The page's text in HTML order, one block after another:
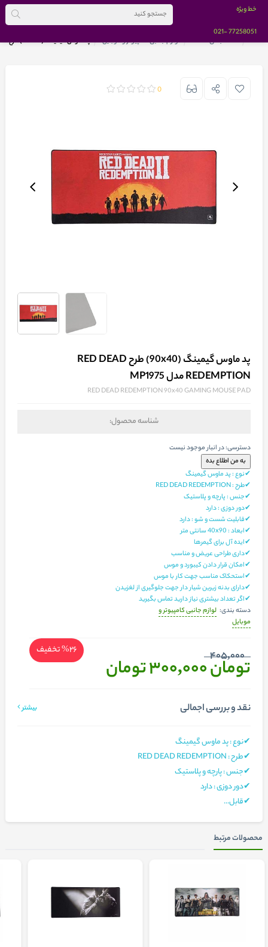
خط ویژه
77258051
-021
خانه
دسته بندی کالاها لوازم جانبی کامپیوتر و موبایل پد ماوس گیمینگ (90x40) طرح RED DEAD REDEMPTION مدل MP1975
پد ماوس گیمینگ (90x40) طرح RED DEAD
REDEMPTION مدل MP1975
RED DEAD REDEMPTION 90x40 GAMING MOUSE PAD
شناسه محصول:
دسترسی:در انبار موجود نیست
✔نوع : پد ماوس گیمینگ
✔طرح : RED DEAD REDEMPTION
✔جنس : پارچه و پلاستیک
✔دور دوزی : دارد
✔قابلیت شست و شو : دارد
✔ابعاد : 40x90 سانتی متر
✔ایده آل برای گیمرها
✔داری طراحی عریض و مناسب
✔امکان قرار دادن کیبورد و موس
✔استحکاک مناسب جهت کار با موس
✔دارای بدنه زیرین شیار دار جهت جلوگیری از لغزیدن
✔اگر تعداد بیشتری نیاز دارید تماس بگیرید
دسته بندی: لوازم جانبی کامپیوتر و
موبایل
405,000
تومان 300,000 تومان
%26تخفیف
0
نقد و بررسی اجمالی بیشتر
✔نوع : پد ماوس گیمینگ
✔طرح : RED DEAD REDEMPTION
✔جنس : پارچه و پلاستیک
✔دور دوزی : دارد
✔قابل...
محصولات مرتبط